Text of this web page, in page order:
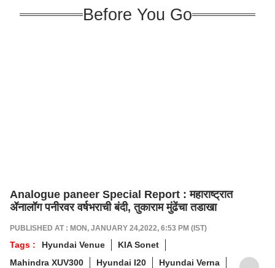
Before You Go
Analogue paneer Special Report : महाराष्ट्रात
ॲनालॉग पनीरवर वर्षभराची बंदी, तुकाराम मुंढेंचा तडाखा
PUBLISHED AT : MON, JANUARY 24,2022, 6:53 PM (IST)
Tags : Hyundai Venue
KIA Sonet
Mahindra XUV300
Hyundai I20
Hyundai Verna